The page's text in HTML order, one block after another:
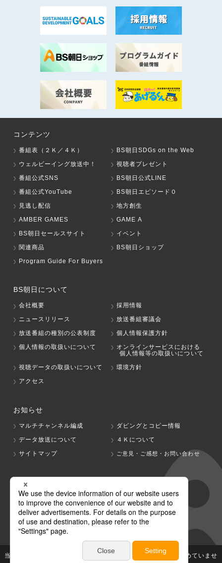
コンテンツ
番組表（２Ｋ／４Ｋ）
BS朝日SDGs on the Web
ウェルビーイング放送中！
視聴者プレゼント
番組公式SNS
BS朝日公式LINE
番組公式YouTube
BS朝日エピソード０
見逃し配信
地方創生
AMBER GAMES
GAME A
BS朝日セールスサイト
イベント
関連商品
BS朝日ショップ
Program Guide For Buyers
BS朝日について
会社概要
採用情報
ニュースリリース
放送番組審議会
放送番組の種別の公表制度
個人情報保護方針
個人情報の取扱いについて
オンラインサービスにおける
個人情報等の取扱いについて
視聴データの取扱いについて
環境方針
アクセス
お知らせ
マルチチャンネル編成
ダビングとコピー情報
データ放送について
４Ｋについて
サイトマップ
ご意見・ご感想・お問い合わせ
グループ会社
テレビ朝日 テレ朝チャンネル
当社が著作権、著作隣接権を有する放送番組等の無断利用は認めていませ